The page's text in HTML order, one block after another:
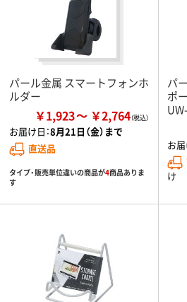
パール金属 スマートフォンホ
ルダー
￥1,923 ￥2,764
お届け日：8月21日（金）まで
直送品
タイプ・販売単位違いの商品が4商品ありま
す
パ
ポ
お届
け